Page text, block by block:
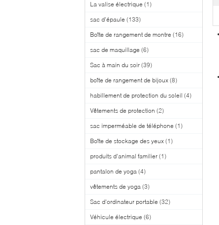
La valise électrique (1)
sac d'épaule (133)
Boîte de rangement de montre (16)
sac de maquillage (6)
Sac à main du soir (39)
boîte de rangement de bijoux (8)
habillement de protection du soleil (4)
Vêtements de protection (2)
sac imperméable de téléphone (1)
Boîte de stockage des yeux (1)
produits d'animal familier (1)
pantalon de yoga (4)
vêtements de yoga (3)
Sac d'ordinateur portable (32)
Véhicule électrique (6)